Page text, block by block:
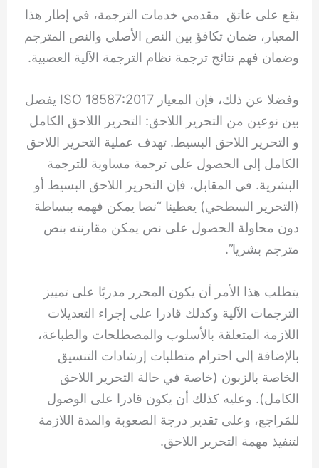
يقع على عاتق مقدمي خدمات الترجمة، في إطار هذا
المعيار، ضمان تكافؤ بين النص الأصلي والنص المترجم
وضمان فهم نتائج ترجمة نظام الترجمة الآلية العصبية.
وفضلا عن ذلك، فإن المعيار 18587:2017 ISO يفصل
بين نوعين من التحرير اللاحق: التحرير اللاحق الكامل
و التحرير اللاحق البسيط. تهدف عملية التحرير اللاحق
الكامل إلى الحصول على ترجمة مساوية للترجمة
البشرية. في المقابل، فإن التحرير اللاحق البسيط أو
(التحرير السطحي) يعطينا “نصا يمكن فهمه ببساطة
دون محاولة الحصول على نص يمكن مقارنته بنص
مترجم بشريا”.
يتطلب هذا الأمر أن يكون المحرر مدربًا على تمييز
الترجمات الآلية وكذلك قادرا على إجراء التعديلات
اللازمة المتعلقة بالأسلوب والمصطلحات والطباعة،
بالإضافة إلى احترام متطلبات إرشادات التنسيق
الخاصة بالزبون (خاصة في حالة التحرير اللاحق
الكامل). وعليه كذلك أن يكون قادرا على الوصول
للمَراجع، وعلى تقدير درجة الصعوبة والمدة اللازمة
لتنفيذ مهمة التحرير اللاحق.